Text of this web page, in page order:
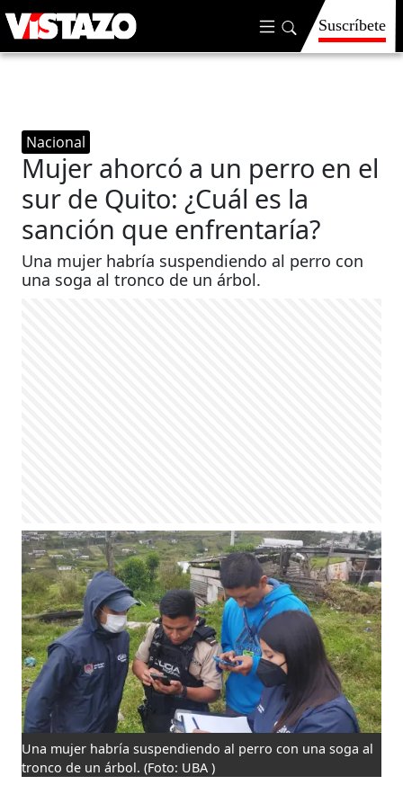
Suscríbete
Nacional
Mujer ahorcó a un perro en el
sur de Quito: ¿Cuál es la
sanción que enfrentaría?
Una mujer habría suspendiendo al perro con
una soga al tronco de un árbol.
Una mujer habría suspendiendo al perro con una soga al
tronco de un árbol. (Foto: UBA )